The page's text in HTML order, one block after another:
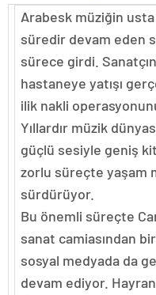
Arabesk müziğin
süredir devam eden
sürece girdi.
hastaneye yatışı
ilik nakli
Yıllardır müzik
güçlü sesiyle geniş
zorlu süreçte yaşam
sürdürüyor.
Bu önemli süreçte
sanat camiasından
sosyal medyada da
devam ediyor.